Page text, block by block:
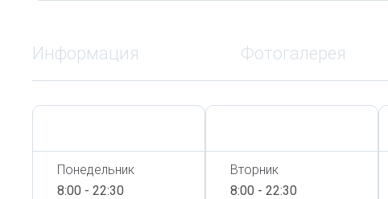
Информация Фотогалерея
Понедельник
8:00 - 22:30
Вторник
8:00 - 22:30